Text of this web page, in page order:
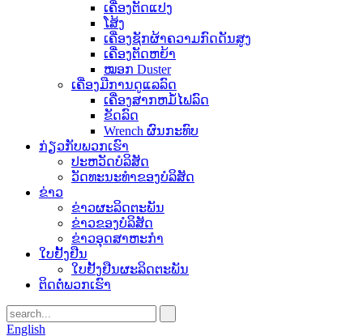
ເຄື່ອງຕັດແປງ
ໂສ້ງ
ເຄື່ອງຊັກຜ້າຄວາມກົດດັນສູງ
ເຄື່ອງຕັດຫຍ້າ
ໝອກ Duster
ເຄື່ອງມືການດູແລລົດ
ເຄື່ອງສາກຫມໍ້ໄຟລົດ
ຂັດລົດ
Wrench ຜົນກະທົບ
ກ່ຽວ​ກັບ​ພວກ​ເຮົາ
ປະ​ຫວັດ​ບໍ​ລິ​ສັດ
ວັດທະນະທໍາຂອງບໍລິສັດ
ຂ່າວ
ຂ່າວຜະລິດຕະພັນ
ຂ່າວຂອງບໍລິສັດ
ຂ່າວອຸດສາຫະກໍາ
ໃບຢັ້ງຢືນ
ໃບຢັ້ງຢືນຜະລິດຕະພັນ
ຕິດ​ຕໍ່​ພວກ​ເຮົາ
English